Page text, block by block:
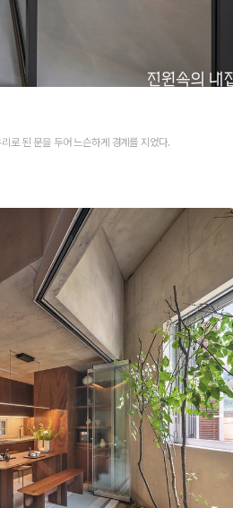
로 된 문을 두어 느슨하게 경계를 지었다.